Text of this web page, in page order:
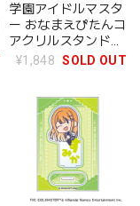
学園アイドルマスタ
ー おなまえぴたんコ
アクリルスタンド
E：有村麻央
¥1,848 SOLD OUT